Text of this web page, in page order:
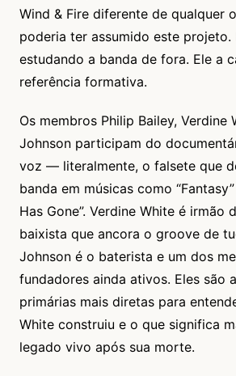
Wind & Fire diferente de qualquer
poderia ter assumido este projeto.
estudando a banda de fora. Ele a
referência formativa.
Os membros Philip Bailey, Verdine
Johnson participam do
voz — literalmente, o falsete que
banda em músicas como
Has Gone”. Verdine White é irmão
baixista que ancora o groove de
Johnson é o baterista e um dos
fundadores ainda ativos. Eles são
primárias mais diretas para
White construiu e o que significa
legado vivo após sua morte.